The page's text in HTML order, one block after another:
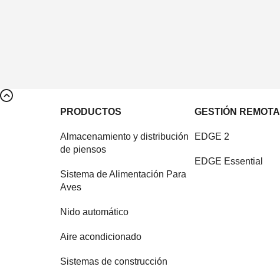
PRODUCTOS
Almacenamiento y distribución
de piensos
Sistema de Alimentación Para
Aves
Nido automático
Aire acondicionado
Sistemas de construcción
GESTIÓN REMOTA
EDGE 2
EDGE Essential